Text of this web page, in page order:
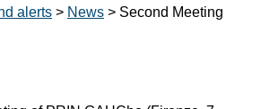
alerts > News > Second Meeting